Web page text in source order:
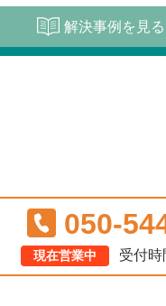
解決事例を見る
050-
現在営業中 受付